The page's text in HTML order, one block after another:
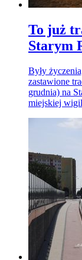
To już
Starym
Były
zastawione
grudnia) na
miejskiej